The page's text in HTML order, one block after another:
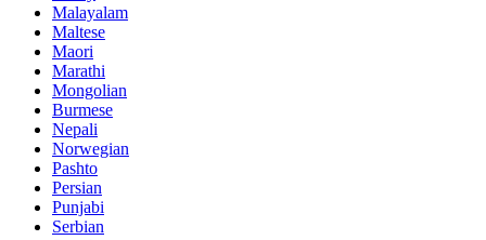
Malayalam
Maltese
Maori
Marathi
Mongolian
Burmese
Nepali
Norwegian
Pashto
Persian
Punjabi
Serbian